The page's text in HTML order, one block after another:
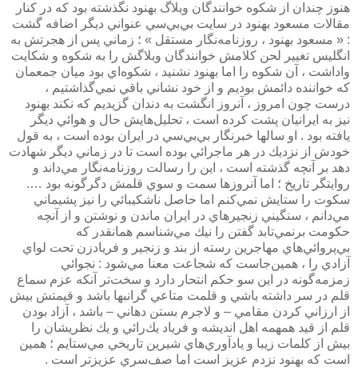
هنوز چندان از شكوه خوانندگان وبلاگ بهنود نگذشته بود كه در كنار
مقالات مسعود بهنود در سايت بي‌بي‌سي عنواني ديگر اضافه گشت
: « مسعود بهنود ، روزنامه‌نگار مستقل » ؛ زماني پس از هجرتش به
انگليس تغيير لحن كلامش خوانندگان وبلاگش را به شكوه و شكايت
واداشت ، آن شكوه را اما بهنود نشنيد ، شكوه‌اي بود ميان جمعمان
كه خواننده دائمش بوديم و از خود نشاني باقي نمي‌گذاشتيم ،
درست چون امروز ، آنروز انگشت به دندان گزيديم كه نكند بهنود
نيز به ايرانيان پشت كرده است ، تحليل‌هايش حال و هوائي ديگر
يافته بود . او سالها خبرنگار بي‌بي‌سي در ايران بوده است ، به قول
خودش از نزديك در هر ماجرائي بوده است تا در زماني ديگر شهادت
دهد بر آنچه گذشته است ، اين را رسالت روزنامه‌نگار مي‌داند و
روايتگر تاريخ ؛ اما آنروزها سمت و سوي قلمش دگرگونه بود ….
سكوت را ستايش نمي‌كنم اما حاصل ناشكيبائي را نيز پشيماني
مي‌دانم ، سنگيني زنجيرهاي در ايران ماندن و نوشتن و از آنچه
حكومت برنمي‌تابد گفتن را نيك مي‌شناسم همانقدر كه
بي‌پروائي‌هاي مهاجرين رسته از بند و زنجير و فريادزن تحت لواي
آزادي را ، همين‌جاست كه شجاعت معنا مي‌شود : نجوائي
زمزمه‌گونه در اين سو حكم انتحار دارد و سخت‌تر آنكه عزم سماع
قلم در سر داشته باشي و قلمت متاعي گرانبها باشد و قيمتش بيش
از ارزاني كردن مقامي – و لاجرم بستن دهاني – باشد ، آزاد بودن
قلم از قيد همهمه اهل انديشه و فرياد يك‌رائي و يك نظريشان را
بيش از كلمات زيبا و يادآوري‌هاي شيرين تاريخي مي‌ستايم ؛ همين
است كه بهنود نزدم عزيز است اما صف‌سري عزيزتر است .